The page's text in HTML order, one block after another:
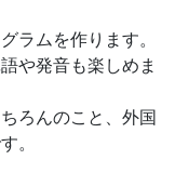
ラムを作ります。
や発音も楽しめま
ろんのこと、外国
。